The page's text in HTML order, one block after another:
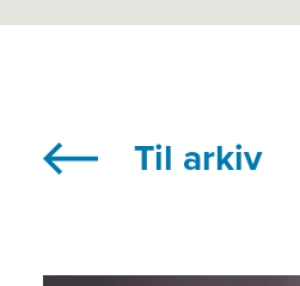
Til arkiv